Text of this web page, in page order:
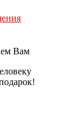
Вам